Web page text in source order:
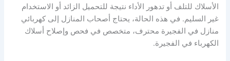
الأسلاك للتلف أو تدهور الأداء نتيجة للتحميل الزائد أو الاستخدام
غير السليم. في هذه الحالة، يحتاج أصحاب المنازل إلى كهربائي
منازل في الفجيرة محترف، متخصص في فحص وإصلاح أسلاك
الكهرباء في الفجيرة.